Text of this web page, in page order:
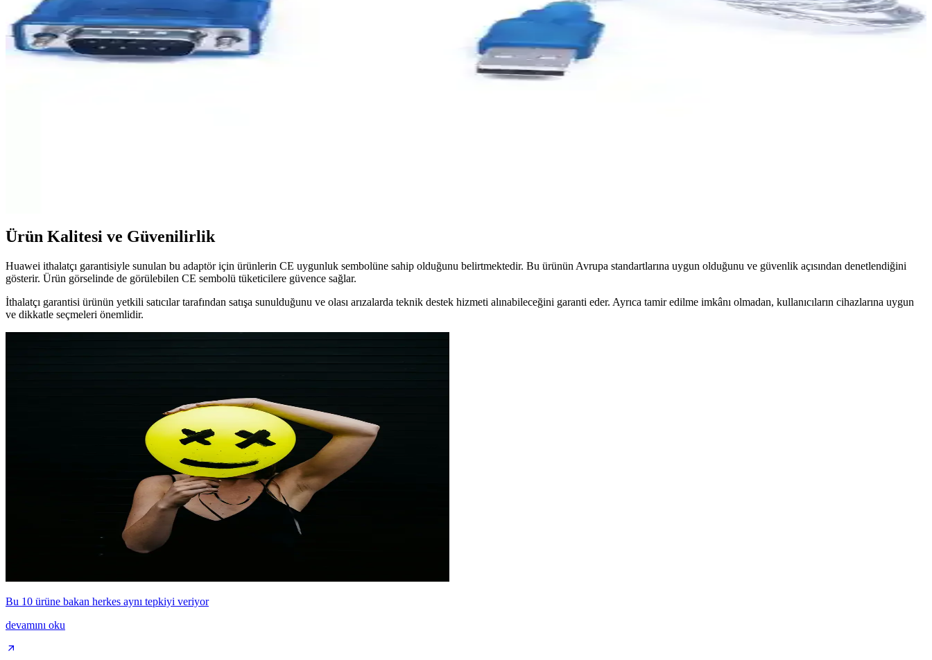
TP-Link VN020-F3 300Mbps Kablosuz VDSL/ADSL Modem Router İnceleme ve Özellikleri
TP-Link VN020-F3, yüksek hız ve geniş kapsama alanı sağlayan, kurulumu kolay ve dayanıklı bir modem router olup, VDSL ve ADSL altyapısına uyum sağlar, kablosuz ve kablolu bağlantı seçenekleri sunar.
Evde Wi-Fi Güçlendirme ve Hız Artırma Rehberi: Etkili Yöntemler ve Cihaz Seçimi
Ürün Kalitesi ve Güvenilirlik
Huawei ithalatçı garantisiyle sunulan bu adaptör için ürünlerin CE uygunluk sembolüne sahip olduğunu belirtmektedir. Bu ürünün Avrupa standartlarına uygun olduğunu ve güvenlik açısından denetlendiğini
gösterir. Ürün görselinde de görülebilen CE sembolü tüketicilere güvence sağlar.
İthalatçı garantisi ürünün yetkili satıcılar tarafından satışa sunulduğunu ve olası arızalarda teknik destek hizmeti alınabileceğini garanti eder. Ayrıca tamir edilme imkânı olmadan, kullanıcıların cihazlarına uygun
ve dikkatle seçmeleri önemlidir.
Bu 10 ürüne bakan herkes aynı tepkiyi veriyor
devamını oku